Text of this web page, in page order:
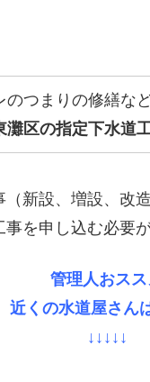
のつまりの修繕な
区の指定下水道
新設、増設、改
を申し込む必要が
管理人おスス
近くの水道屋さん
↓↓↓↓↓